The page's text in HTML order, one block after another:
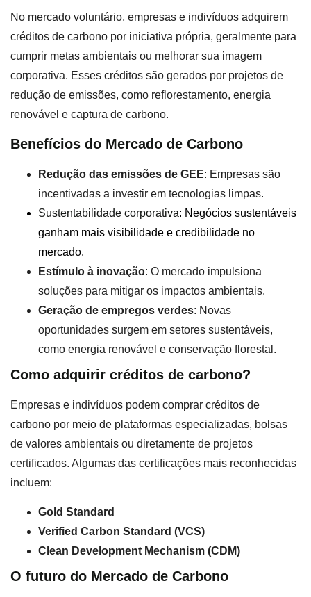
No mercado voluntário, empresas e indivíduos adquirem
créditos de carbono por iniciativa própria, geralmente para
cumprir metas ambientais ou melhorar sua imagem
corporativa. Esses créditos são gerados por projetos de
redução de emissões, como reflorestamento, energia
renovável e captura de carbono.
Benefícios do Mercado de Carbono
Redução das emissões de GEE: Empresas são
incentivadas a investir em tecnologias limpas.
Sustentabilidade corporativa: Negócios sustentáveis
ganham mais visibilidade e credibilidade no
mercado.
Estímulo à inovação: O mercado impulsiona
soluções para mitigar os impactos ambientais.
Geração de empregos verdes: Novas
oportunidades surgem em setores sustentáveis,
como energia renovável e conservação florestal.
Como adquirir créditos de carbono?
Empresas e indivíduos podem comprar créditos de
carbono por meio de plataformas especializadas, bolsas
de valores ambientais ou diretamente de projetos
certificados. Algumas das certificações mais reconhecidas
incluem:
Gold Standard
Verified Carbon Standard (VCS)
Clean Development Mechanism (CDM)
O futuro do Mercado de Carbono